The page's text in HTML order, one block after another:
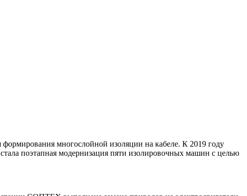
многослойной изоляции на кабеле. К 2019 году
стала поэтапная модернизация пяти изолировочных машин с целью